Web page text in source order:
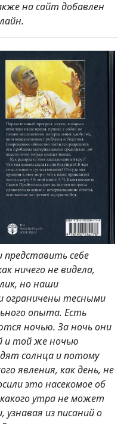
на сайт добавлен
представить себе
ничего не видела,
но наши
ограничены тесными
опыта. Есть
ночью. За ночь они
той же ночью
солнца и потому
явления, как день, не
это насекомое об
утра не может
из писаний о